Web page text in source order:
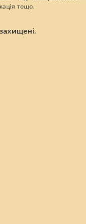
тощо.